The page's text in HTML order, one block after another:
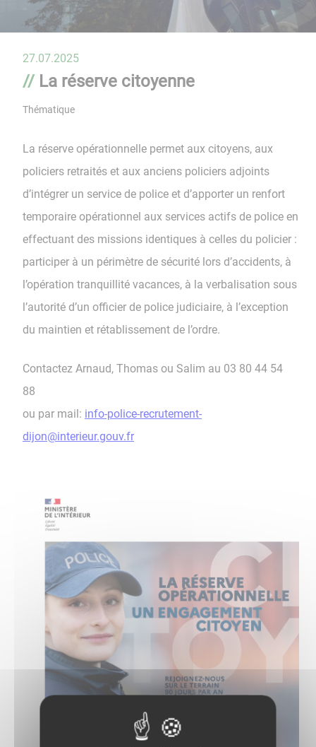
27.07.2025
La réserve citoyenne
Thématique
La réserve opérationnelle permet aux citoyens, aux
policiers retraités et aux anciens policiers adjoints
d’intégrer un service de police et d’apporter un renfort
temporaire opérationnel aux services actifs de police en
effectuant des missions identiques à celles du policier :
participer à un périmètre de sécurité lors d’accidents, à
l’opération tranquillité vacances, à la verbalisation sous
l’autorité d’un officier de police judiciaire, à l’exception
du maintien et rétablissement de l’ordre.
Contactez Arnaud, Thomas ou Salim au 03 80 44 54
88
ou par mail: info-police-recrutement-
dijon@interieur.gouv.fr